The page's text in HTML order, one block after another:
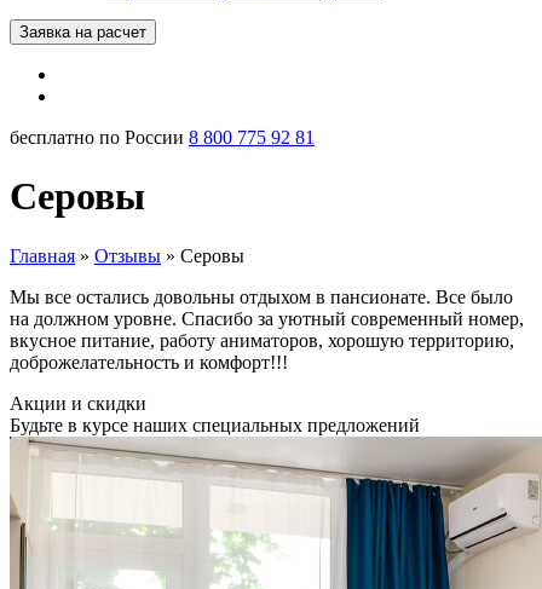
Заявка на расчет
бесплатно по России 8 800 775 92 81
Серовы
Главная » Отзывы » Серовы
Мы все остались довольны отдыхом в пансионате. Все было
на должном уровне. Спасибо за уютный современный номер,
вкусное питание, работу аниматоров, хорошую территорию,
доброжелательность и комфорт!!!
Акции и скидки
Будьте в курсе наших специальных предложений